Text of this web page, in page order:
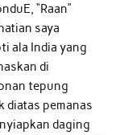
“Raan”
saya
ala India yang
di
tepung
diatas pemanas
daging